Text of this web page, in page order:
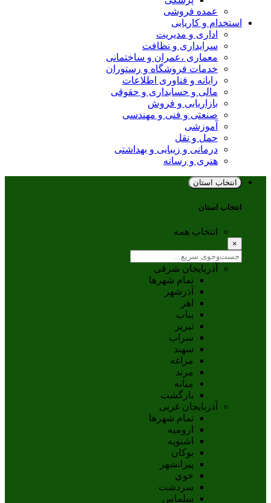
عمده فروشی
استخدام و کاریابی
اداری و مدیریت
سرایداری و نظافت
معماری ،عمران و ساختمانی
خدمات فروشگاه و رستوران
رایانه و فناوری اطلاعات
مالی و حسابداری و حقوقی
بازاریابی و فروش
صنعتی و فنی و مهندسی
آموزشی
حمل و نقل
درمانی و زیبایی و بهداشتی
هنری و رسانه
انتخاب استان
انتخاب استان
انتخاب همه
×
آذربایجان شرقی
تمام شهر‌ها
آذرشهر
اهر
بناب
تبريز
سراب
سهند
مراغه
مرند
ميانه
بازگشت
آذربایجان غربی
تمام شهر‌ها
اروميه
اشنويه
بوکان
پيرانشهر
خوي
سردشت
سلماس